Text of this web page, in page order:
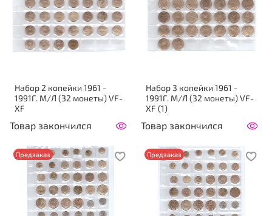
Набор 2 копейки 1961 -
1991Г. М/Л (32 монеты) VF-
XF
Товар закончился
Набор 3 копейки 1961 -
1991Г. М/Л (32 монеты) VF-
XF (1)
Товар закончился
Предзаказ Предзаказ